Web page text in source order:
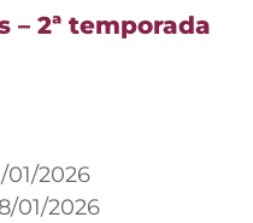
– 2ª temporada
2026
01/2026